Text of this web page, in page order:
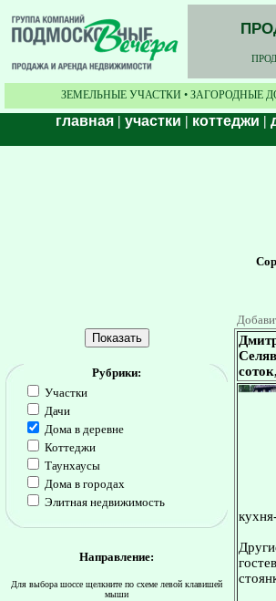
ЗЕМЕЛЬНЫЕ УЧАСТКИ • ЗАГОРОДНЫЕ
главная | участки | коттеджи |
Рубрики:
Участки
Дачи
Дома в деревне
Коттеджи
Таунхаусы
Дома в городах
Элитная недвижимость
Направление:
Для выбора шоссе щелкните по схеме левой клавишей
мыши